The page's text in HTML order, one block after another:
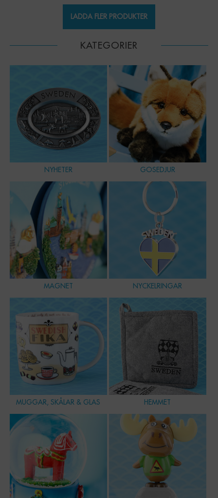
LADDA FLER PRODUKTER
KATEGORIER
NYHETER GOSEDJUR
MAGNET NYCKELRINGAR
MUGGAR, SKÅLAR & GLAS HEMMET